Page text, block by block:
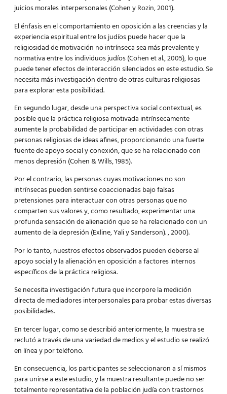
juicios morales interpersonales (Cohen y Rozin, 2001).
El énfasis en el comportamiento en oposición a las creencias y la
experiencia espiritual entre los judíos puede hacer que la
religiosidad de motivación no intrínseca sea más prevalente y
normativa entre los individuos judíos (Cohen et al., 2005), lo que
puede tener efectos de interacción silenciados en este estudio. Se
necesita más investigación dentro de otras culturas religiosas
para explorar esta posibilidad.
En segundo lugar, desde una perspectiva social contextual, es
posible que la práctica religiosa motivada intrínsecamente
aumente la probabilidad de participar en actividades con otras
personas religiosas de ideas afines, proporcionando una fuerte
fuente de apoyo social y conexión, que se ha relacionado con
menos depresión (Cohen & Wills, 1985).
Por el contrario, las personas cuyas motivaciones no son
intrínsecas pueden sentirse coaccionadas bajo falsas
pretensiones para interactuar con otras personas que no
comparten sus valores y, como resultado, experimentar una
profunda sensación de alienación que se ha relacionado con un
aumento de la depresión (Exline, Yali y Sanderson). , 2000).
Por lo tanto, nuestros efectos observados pueden deberse al
apoyo social y la alienación en oposición a factores internos
específicos de la práctica religiosa.
Se necesita investigación futura que incorpore la medición
directa de mediadores interpersonales para probar estas diversas
posibilidades.
En tercer lugar, como se describió anteriormente, la muestra se
reclutó a través de una variedad de medios y el estudio se realizó
en línea y por teléfono.
En consecuencia, los participantes se seleccionaron a sí mismos
para unirse a este estudio, y la muestra resultante puede no ser
totalmente representativa de la población judía con trastornos